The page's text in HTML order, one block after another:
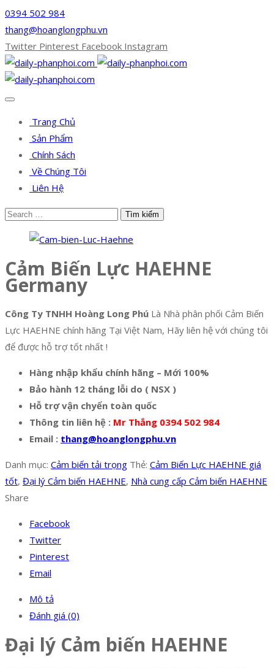
0394 502 984
thang@hoanglongphu.vn
Twitter Pinterest Facebook Instagram
Trang Chủ
Sản Phẩm
Chính Sách
Về Chúng Tôi
Liên Hệ
Cảm Biến Lực HAEHNE
Germany
Công Ty TNHH Hoàng Long Phú Là Nhà phân phối Cảm Biến
Lực HAEHNE chính hãng Tại Việt Nam, Hãy liên hệ với chúng tôi
để được hỗ trợ tốt nhất !
Hàng nhập khẩu chính hãng – Mới 100%
Bảo hành 12 tháng lỗi do ( NSX )
Hỗ trợ vận chyển toàn quốc
Thông tin liên hệ : Mr Thắng 0394 502 984
Email : thang@hoanglongphu.vn
Danh mục: Cảm biến tải trọng Thẻ: Cảm Biến Lực HAEHNE giá
tốt, Đại lý Cảm biến HAEHNE, Nhà cung cấp Cảm biến HAEHNE
Share
Facebook
Twitter
Pinterest
Email
Mô tả
Đánh giá (0)
Đại lý Cảm biến HAEHNE